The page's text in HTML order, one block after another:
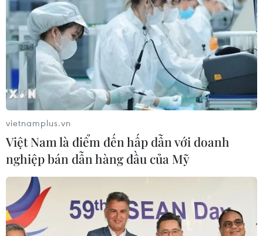
vietnamplus.vn
Việt Nam là điểm đến hấp dẫn với doanh
nghiệp bán dẫn hàng đầu của Mỹ